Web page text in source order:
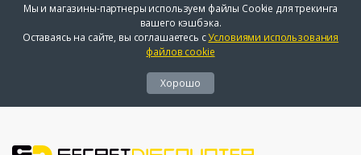
Мы и магазины-партнеры используем файлы Cookie для трекинга
вашего кэшбэка.
Оставаясь на сайте, вы соглашаетесь сУсловиями использования
файлов cookie
Хорошо